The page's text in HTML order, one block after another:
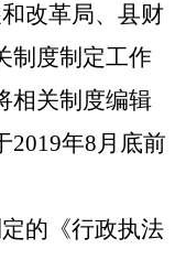
改革局、县财
制度制定工作
相关制度编辑
2019年8月底前
的《行政执法